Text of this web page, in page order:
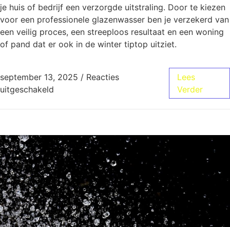
je huis of bedrijf een verzorgde uitstraling. Door te kiezen
voor een professionele glazenwasser ben je verzekerd van
een veilig proces, een streeploos resultaat en een woning
of pand dat er ook in de winter tiptop uitziet.
september 13, 2025 / Reacties
uitgeschakeld
Lees
Verder